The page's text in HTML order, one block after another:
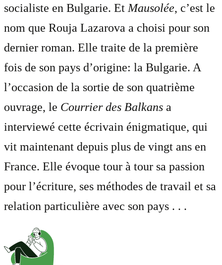
socialiste en Bulgarie. Et Mausolée, c’est le
nom que Rouja Lazarova a choisi pour son
dernier roman. Elle traite de la première
fois de son pays d’origine: la Bulgarie. A
l’occasion de la sortie de son quatrième
ouvrage, le Courrier des Balkans a
interviewé cette écrivain énigmatique, qui
vit maintenant depuis plus de vingt ans en
France. Elle évoque tour à tour sa passion
pour l’écriture, ses méthodes de travail et sa
relation particulière avec son pays . . .